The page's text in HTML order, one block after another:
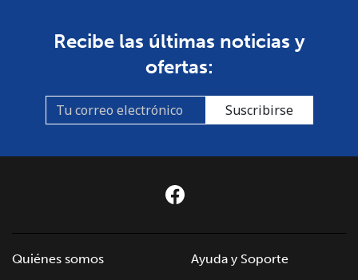
Recibe las últimas noticias y
ofertas:
Suscribirse
Quiénes somos
Ayuda y Soporte